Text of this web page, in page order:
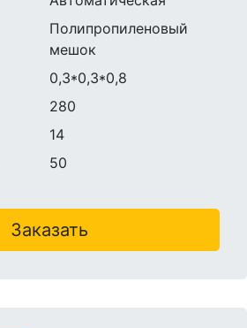
Полипропиленовый
мешок
0,3*0,3*0,8
280
14
50
Заказать